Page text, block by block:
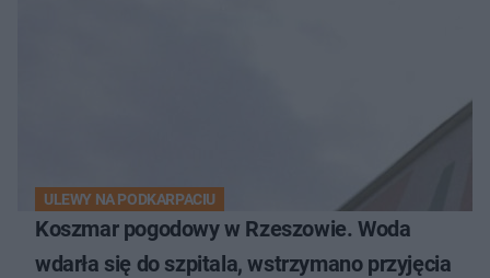
ULEWY NA PODKARPACIU
Koszmar pogodowy w Rzeszowie. Woda
wdarła się do szpitala, wstrzymano przyjęcia